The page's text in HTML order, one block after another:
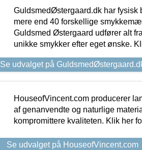
GuldsmedØstergaard.dk har fysisk
mere end 40 forskellige
Guldsmed Østergaard udfører alt
unikke smykker efter eget ønske.
Se udvalget på
HouseofVincent.com producerer
af genanvendte og naturlige
kompromittere kvaliteten. Klik her
Se udvalget på HouseofVincent.com